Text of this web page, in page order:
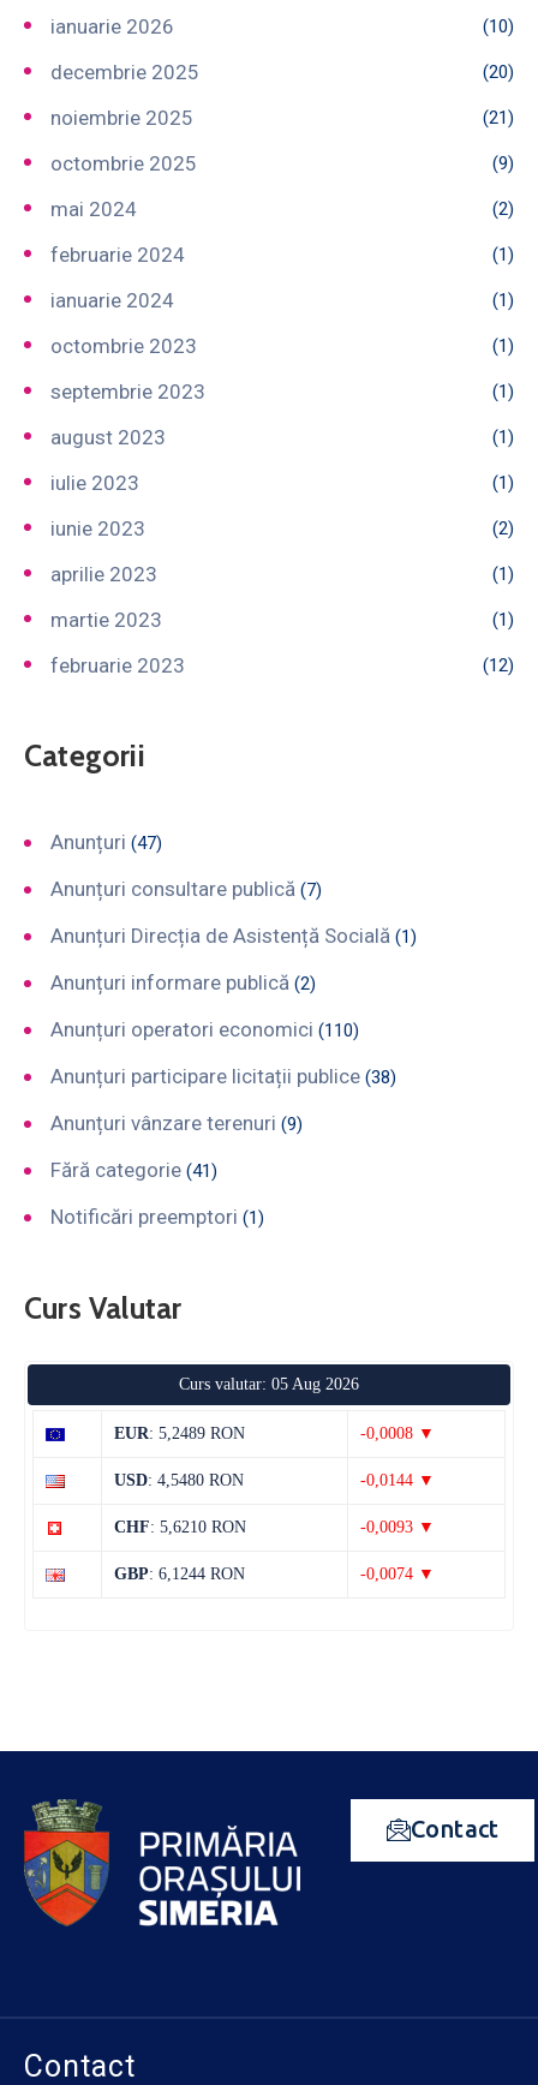
ianuarie 2026 (10)
decembrie 2025 (20)
noiembrie 2025 (21)
octombrie 2025 (9)
mai 2024 (2)
februarie 2024 (1)
ianuarie 2024 (1)
octombrie 2023 (1)
septembrie 2023 (1)
august 2023 (1)
iulie 2023 (1)
iunie 2023 (2)
aprilie 2023 (1)
martie 2023 (1)
februarie 2023 (12)
Categorii
Anunțuri (47)
Anunțuri consultare publică (7)
Anunțuri Direcția de Asistență Socială (1)
Anunțuri informare publică (2)
Anunțuri operatori economici (110)
Anunțuri participare licitații publice (38)
Anunțuri vânzare terenuri (9)
Fără categorie (41)
Notificări preemptori (1)
Curs Valutar
Curs valutar: 05 Aug 2026
EUR: 5,2489 RON -0,0008 ▼
USD: 4,5480 RON -0,0144 ▼
CHF: 5,6210 RON -0,0093 ▼
GBP: 6,1244 RON -0,0074 ▼
Contact
Contact